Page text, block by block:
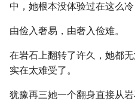
中，她根本没体验过在这么冷
由俭入奢易，由奢入俭难。
在岩石上翻转了许久，她都
实在太难受了。
犹豫再三她一个翻身直接从